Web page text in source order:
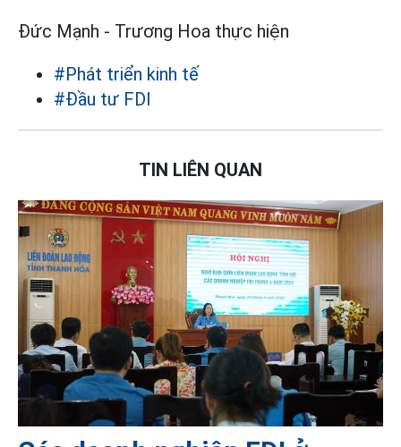
Đức Mạnh - Trương Hoa thực hiện
#Phát triển kinh tế
#Đầu tư FDI
TIN LIÊN QUAN